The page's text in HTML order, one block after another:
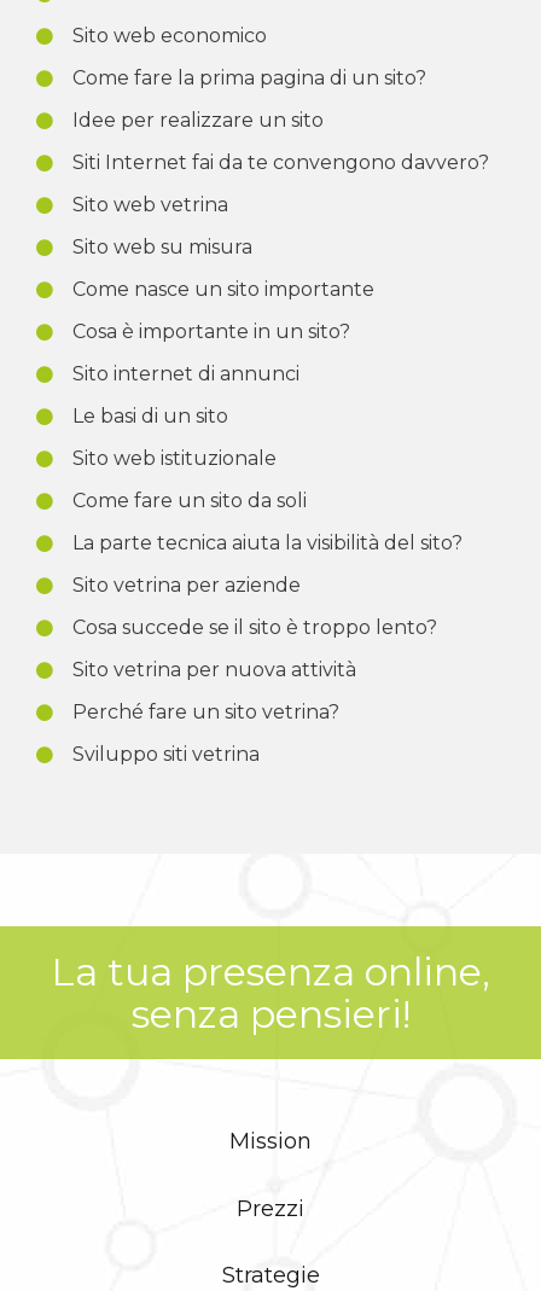
Sito web economico
Come fare la prima pagina di un sito?
Idee per realizzare un sito
Siti Internet fai da te convengono davvero?
Sito web vetrina
Sito web su misura
Come nasce un sito importante
Cosa è importante in un sito?
Sito internet di annunci
Le basi di un sito
Sito web istituzionale
Come fare un sito da soli
La parte tecnica aiuta la visibilità del sito?
Sito vetrina per aziende
Cosa succede se il sito è troppo lento?
Sito vetrina per nuova attività
Perché fare un sito vetrina?
Sviluppo siti vetrina
La tua presenza online,
senza pensieri!
Mission
Prezzi
Strategie